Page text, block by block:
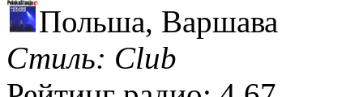
Польша, Варшава
Стиль: Club